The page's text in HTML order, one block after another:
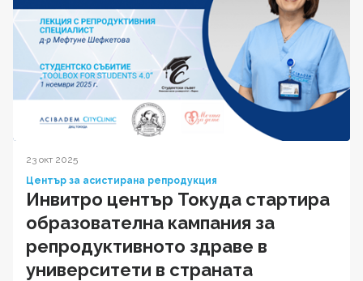
23 окт 2025
Център за асистирана репродукция
Инвитро център Токуда стартира
образователна кампания за
репродуктивното здраве в
университети в страната